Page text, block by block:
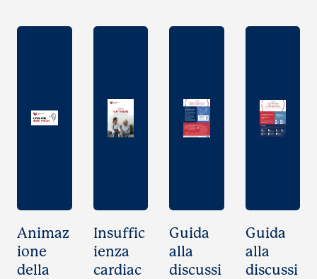
Animaz
ione
della
Insuffic
ienza
cardiac
Guida
alla
discussi
Guida
alla
discussi